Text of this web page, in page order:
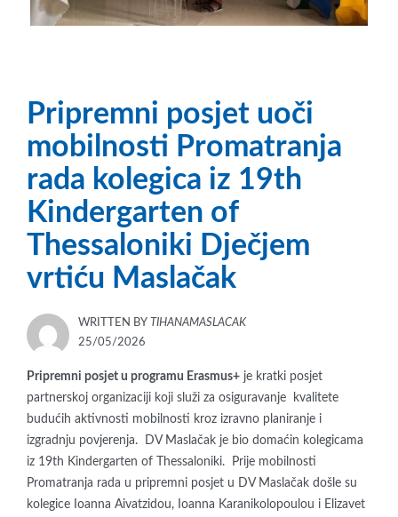
Pripremni posjet uoči
mobilnosti Promatranja
rada kolegica iz 19th
Kindergarten of
Thessaloniki Dječjem
vrtiću Maslačak
WRITTEN BY TIHANAMASLACAK
POSTED
25/05/2026
Pripremni posjet u programu Erasmus+ je kratki posjet
partnerskoj organizaciji koji služi za osiguravanje kvalitete
budućih aktivnosti mobilnosti kroz izravno planiranje i
izgradnju povjerenja. DV Maslačak je bio domaćin kolegicama
iz 19th Kindergarten of Thessaloniki. Prije mobilnosti
Promatranja rada u pripremni posjet u DV Maslačak došle su
kolegice Ioanna Aivatzidou, Ioanna Karanikolopoulou i Elizavet